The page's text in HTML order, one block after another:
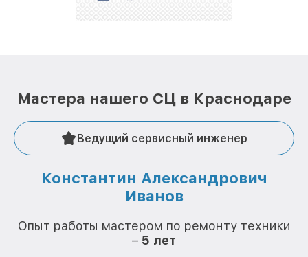
Мастера нашего СЦ в Краснодаре
Ведущий сервисный инженер
Константин Александрович
Иванов
Опыт работы мастером по ремонту техники
– 5 лет